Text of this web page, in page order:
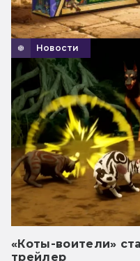
Новости
«Коты-воители»
трейлер